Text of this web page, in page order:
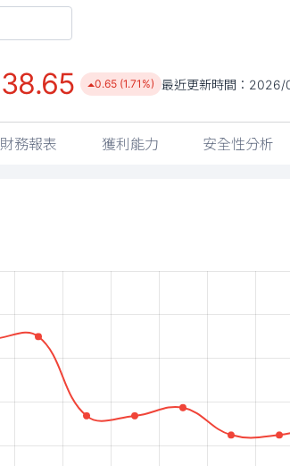
38.65 0.65 (1.71%) 最近更新時間： 2026/
財務報表 獲利能力 安全性分析